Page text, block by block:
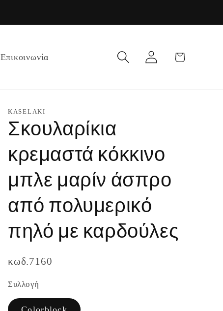
Επικοινωνία Σύνδεση Καλάθι
KASELAKI
Σκουλαρίκια
κρεμαστά κόκκινο
μπλε μαρίν άσπρο
από πολυμερικό
πηλό με καρδούλες
κωδ.7160
Συλλογή